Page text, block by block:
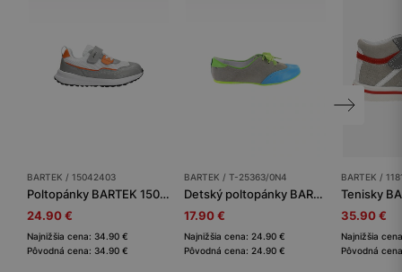
BARTEK / 15042403
Poltopánky BARTEK 15042403, šedo-biele
24.90 €
Najnižšia cena: 34.90 €
Pôvodná cena: 34.90 €
BARTEK / T-25363/0N4
Detský poltopánky BARTEK
17.90 €
Najnižšia cena: 24.90 €
Pôvodná cena: 24.90 €
BARTEK /
35.90 €
Najnižšia
Pôvodná